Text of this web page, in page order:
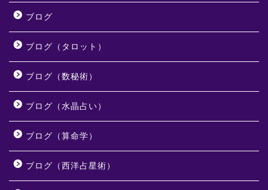
ブログ
ブログ（タロット）
ブログ（数秘術）
ブログ（水晶占い）
ブログ（算命学）
ブログ（西洋占星術）